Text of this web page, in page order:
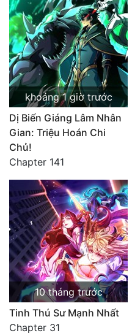
khoảng 1 giờ trước
Dị Biến Giáng Lâm Nhân
Gian: Triệu Hoán Chi
Chủ!
Chapter 141
10 tháng trước
Tinh Thú Sư Mạnh Nhất
Chapter 31